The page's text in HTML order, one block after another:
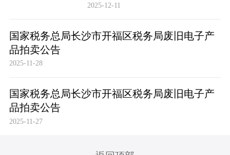
2025-12-11
国家税务总局长沙市开福区税务局废旧电子产
品拍卖公告
2025-11-28
国家税务总局长沙市开福区税务局废旧电子产
品拍卖公告
2025-11-27